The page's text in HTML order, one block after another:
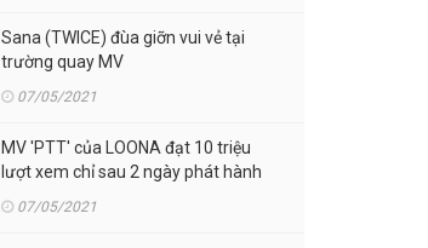
Sana (TWICE) đùa giỡn vui vẻ tại
trường quay MV
07/05/2021
MV 'PTT' của LOONA đạt 10 triệu
lượt xem chỉ sau 2 ngày phát hành
07/05/2021